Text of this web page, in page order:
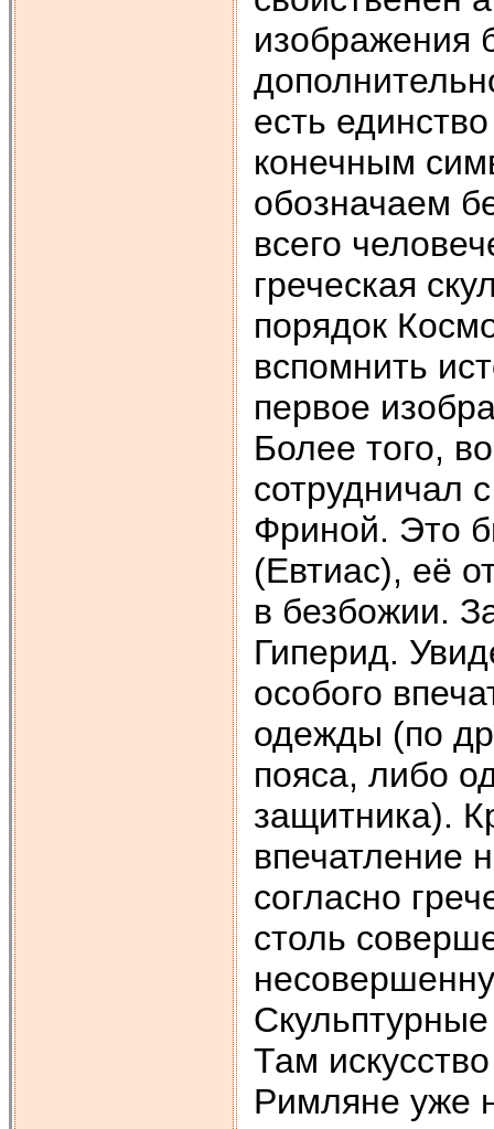
изображения
есть
конечным
обозначаем
всего
греческая
порядок
вспомнить
первое
Более того,
сотрудничал
Фриной. Это
(Евтиас), её
в безбожии.
Гиперид.
особого
одежды (по
пояса, либо
защитника).
впечатление
согласно
столь
Там
Римляне уже